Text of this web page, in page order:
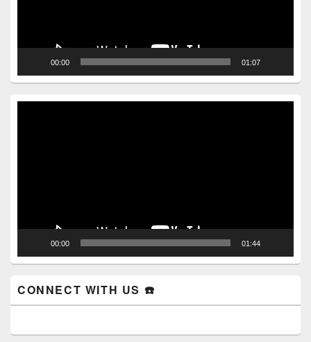
00:00 01:07
00:00 01:44
CONNECT WITH US ☎️